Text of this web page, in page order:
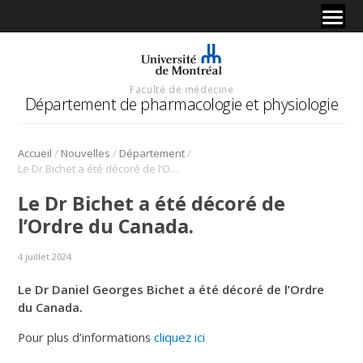
Faculté de médecine
Département de pharmacologie et physiologie
Accueil / Nouvelles / Département/
Le Dr Bichet a été décoré de l’Ordre du Canada.
Le Dr Bichet a été décoré de
l’Ordre du Canada.
4 juillet 2024
Le Dr Daniel Georges Bichet a été décoré de l’Ordre
du Canada.
Pour plus d’informationscliquez ici